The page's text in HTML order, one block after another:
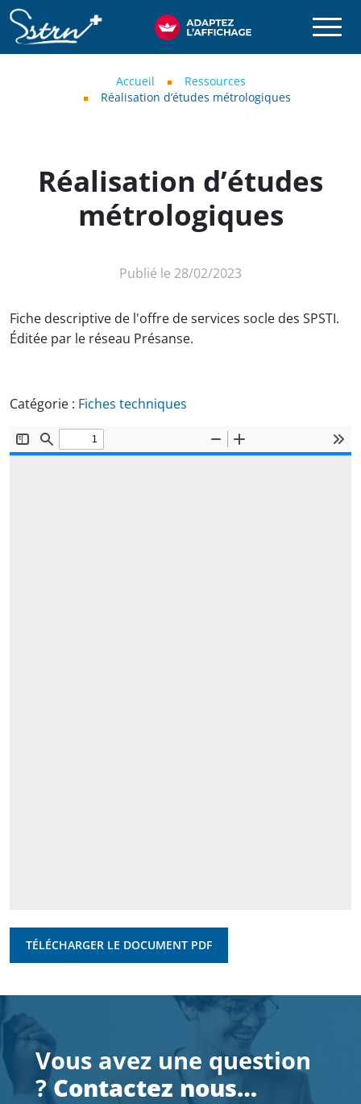
Aller au contenu principal
SSTRN
Accueil
Ressources
Réalisation d’études métrologiques
Réalisation d’études
métrologiques
Publié le 28/02/2023
Fiche descriptive de l'offre de services socle des SPSTI.
Éditée par le réseau Présanse.
Catégorie : Fiches techniques
Document
TÉLÉCHARGER LE DOCUMENT PDF
Vous avez une question
?Contactez nous…